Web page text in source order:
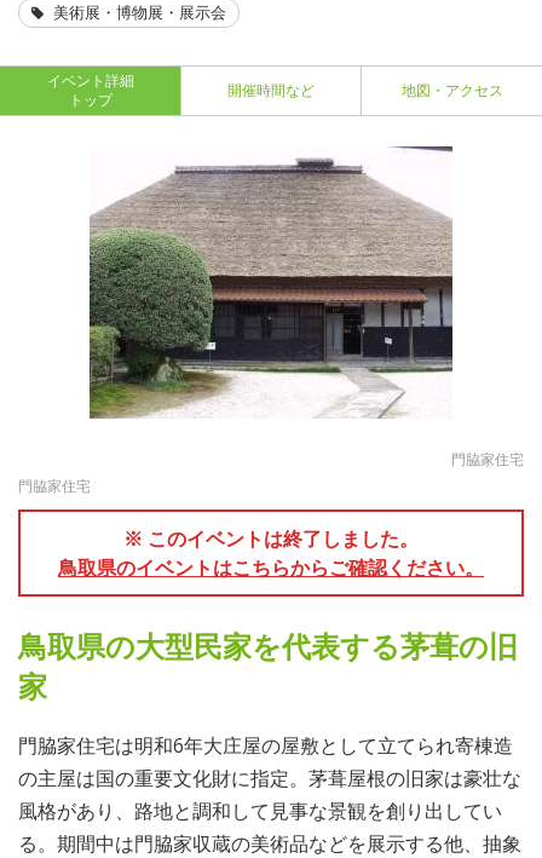
美術展・博物展・展示会
イベント詳細
トップ
開催時間など 地図・アクセス
門脇家住宅
門脇家住宅
※ このイベントは終了しました。
鳥取県のイベントはこちらからご確認ください。
鳥取県の大型民家を代表する茅葺の旧
家
門脇家住宅は明和6年大庄屋の屋敷として立てられ寄棟造
の主屋は国の重要文化財に指定。茅葺屋根の旧家は豪壮な
風格があり、路地と調和して見事な景観を創り出してい
る。期間中は門脇家収蔵の美術品などを展示する他、抽象